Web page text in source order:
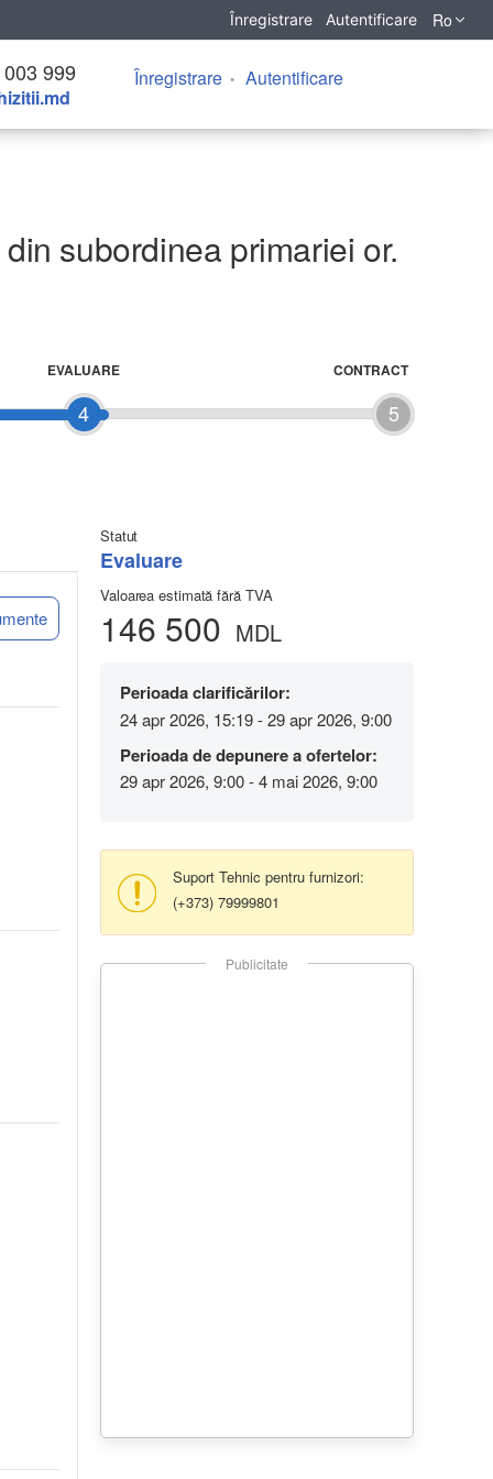
Înregistrare Autentificare Ro
999 Înregistrare Autentificare
subordinea primariei or.
4
EVALUARE
5
CONTRACT
Statut
Evaluare
Valoarea estimată fără TVA
146 500 MDL
Perioada clarificărilor:
24 apr 2026, 15:19 - 29 apr 2026, 9:00
Perioada de depunere a ofertelor:
29 apr 2026, 9:00 - 4 mai 2026, 9:00
Suport Tehnic pentru furnizori:
(+373) 79999801
Publicitate